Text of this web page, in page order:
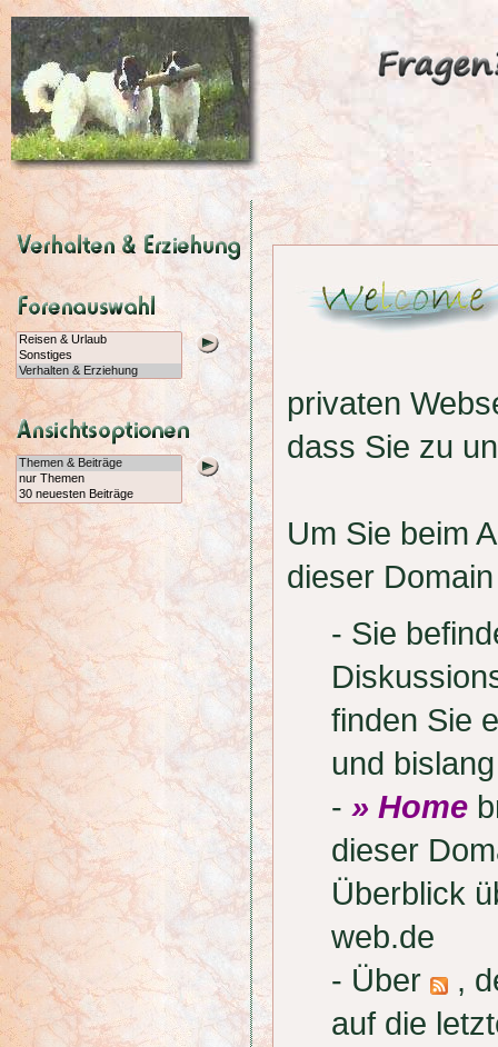
privaten
dass Sie zu
Um Sie beim
dieser
- Sie
finden Sie
und
- » Home
dieser
Überblick
web.de
- Über
,
auf die